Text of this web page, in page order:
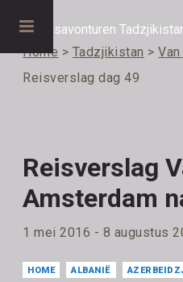
Home > Tadzjikistan >
Reisverslag dag 49
Reisverslag
Amsterdam
1 mei 2016 - 8 augustus
HOME ALBANIË